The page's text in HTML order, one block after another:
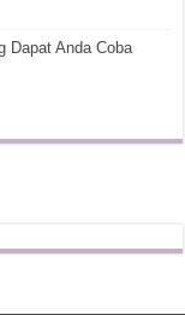
Dapat Anda Coba